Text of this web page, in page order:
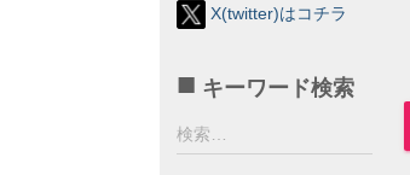
X(twitter)はコチラ
キーワード検索
検
索
検索…